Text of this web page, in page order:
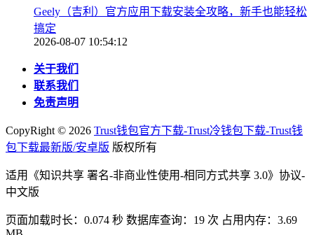
Geely（吉利）官方应用下载安装全攻略，新手也能轻松
搞定
2026-08-07 10:54:12
关于我们
联系我们
免责声明
CopyRight © 2026 Trust钱包官方下载-Trust冷钱包下载-Trust钱
包下载最新版/安卓版 版权所有
适用《知识共享 署名-非商业性使用-相同方式共享 3.0》协议-
中文版
页面加载时长：0.074 秒 数据库查询：19 次 占用内存：3.69